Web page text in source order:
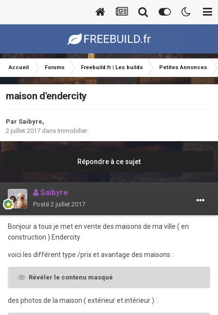
Accueil Forums Freebuild.fr | Les builds Petites Annonces
maison d'endercity
Par Saibyre,
2 juillet 2017 dans Immobilier
Répondre à ce sujet
Saibyre
Posté 2 juillet 2017
Bonjour a tous je met en vente des maisons de ma ville ( en
construction ) Endercity
voici les différent type /prix et avantage des maisons :
Révéler le contenu masqué
des photos de la maison ( extérieur et intérieur ) :